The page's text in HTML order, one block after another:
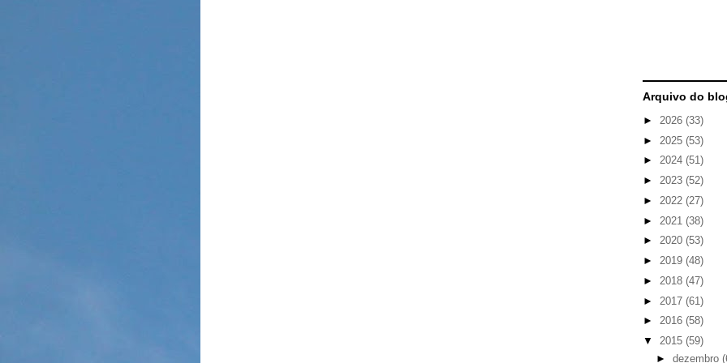
Arquivo do
► 2026 (33)
► 2025 (53)
► 2024 (51)
► 2023 (52)
► 2022 (27)
► 2021 (38)
► 2020 (53)
► 2019 (48)
► 2018 (47)
► 2017 (61)
► 2016 (58)
▼ 2015 (59)
► dezembro